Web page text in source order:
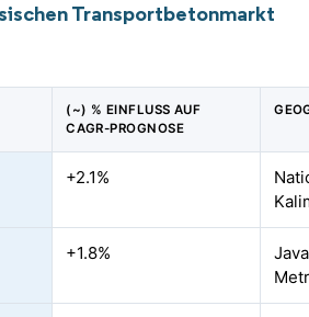
Transportbetonmarkt
(~) % EINFLUSS AUF
CAGR-PROGNOSE
+2.1%
+1.8%